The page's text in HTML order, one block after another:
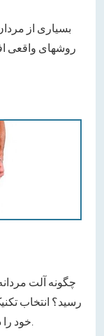
بسیاری از
روشهای واقعی
چگونه آلت
رسید؟ انتخاب
خود را در خانه بزرگ کنیم و اثر دائمی داشته باشیم.